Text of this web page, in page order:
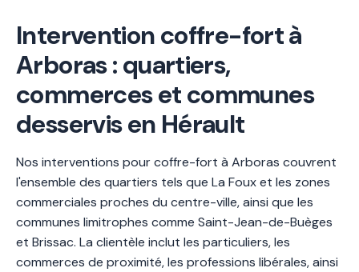
Intervention coffre-fort à
Arboras : quartiers,
commerces et communes
desservis en Hérault
Nos interventions pour coffre-fort à Arboras couvrent
l'ensemble des quartiers tels que La Foux et les zones
commerciales proches du centre-ville, ainsi que les
communes limitrophes comme Saint-Jean-de-Buèges
et Brissac. La clientèle inclut les particuliers, les
commerces de proximité, les professions libérales, ainsi